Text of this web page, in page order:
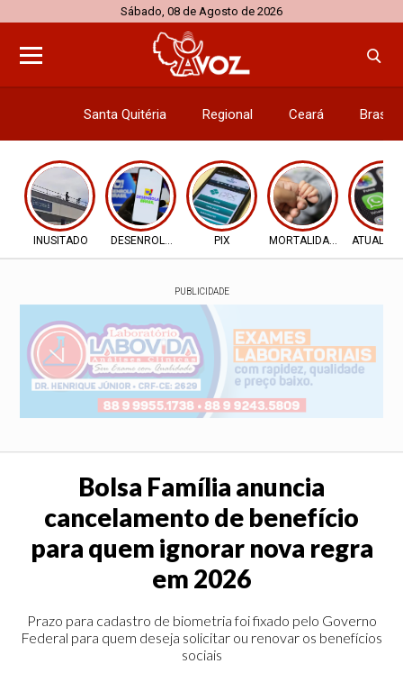
Sábado, 08 de Agosto de 2026
Santa Quitéria Regional Ceará Brasil
INUSITADO DESENROLA 2.0 PIX MORTALIDADE INFANTIL
PUBLICIDADE
Bolsa Família anuncia
cancelamento de benefício
para quem ignorar nova regra
em 2026
Prazo para cadastro de biometria foi fixado pelo Governo
Federal para quem deseja solicitar ou renovar os benefícios
sociais